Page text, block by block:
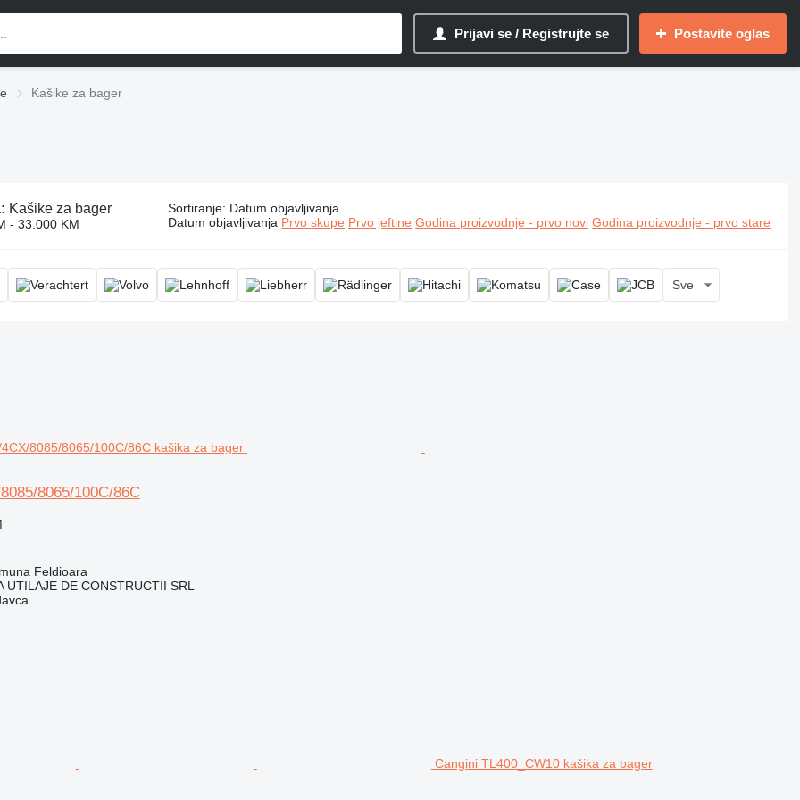
Prijavi se / Registrujte se Postavite oglas
Kašike za bager
Kašike za bager
- 33.000 KM
Sortiranje: Datum objavljivanja
Datum objavljivanja Prvo skupe Prvo jeftine Godina proizvodnje - prvo novi Godina proizvodnje - prvo stare
Sve
8065/100C/86C
Feldioara
UTILAJE DE CONSTRUCTII SRL
Cangini TL400_CW10 kašika za bager